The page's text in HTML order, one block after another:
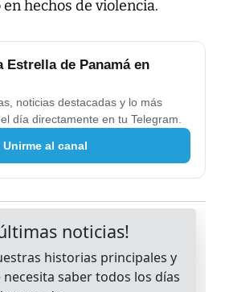
hechos de violencia.
Estrella de Panamá en
noticias destacadas y lo más
día directamente en tu Telegram.
Unirme al canal